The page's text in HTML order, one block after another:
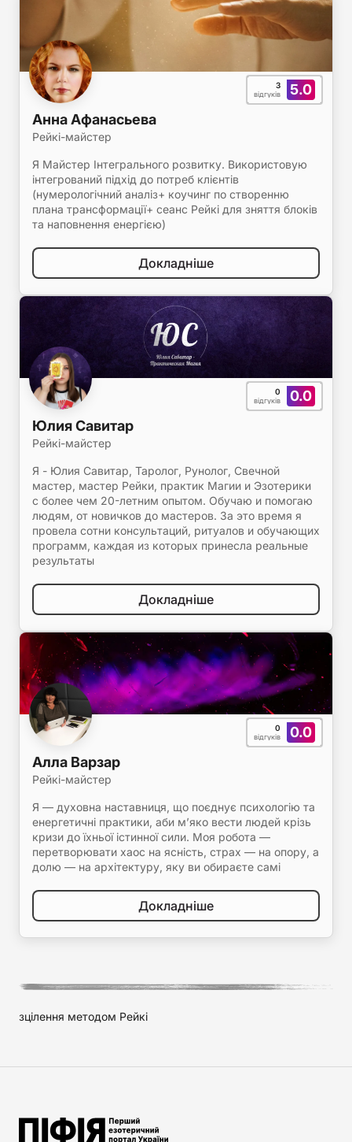
5.0
3
відгуків
Анна Афанасьева
Рейкі-майстер
Я Майстер Інтегрального розвитку. Використовую
інтегрований підхід до потреб клієнтів
(нумерологічний аналіз+ коучинг по створенню
плана трансформації+ сеанс Рейкі для зняття блоків
та наповнення енергією)
Докладніше
0.0
0
відгуків
Юлия Савитар
Рейкі-майстер
Я - Юлия Савитар, Таролог, Рунолог, Свечной
мастер, мастер Рейки, практик Магии и Эзотерики
с более чем 20-летним опытом. Обучаю и помогаю
людям, от новичков до мастеров. За это время я
провела сотни консультаций, ритуалов и обучающих
программ, каждая из которых принесла реальные
результаты
Докладніше
0.0
0
відгуків
Алла Варзар
Рейкі-майстер
Я — духовна наставниця, що поєднує психологію та
енергетичні практики, аби м’яко вести людей крізь
кризи до їхньої істинної сили. Моя робота —
перетворювати хаос на ясність, страх — на опору, а
долю — на архітектуру, яку ви обираєте самі
Докладніше
зцілення методом Рейкі